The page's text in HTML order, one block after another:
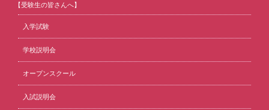
【受験生の皆さんへ】
入学試験
学校説明会
オープンスクール
入試説明会